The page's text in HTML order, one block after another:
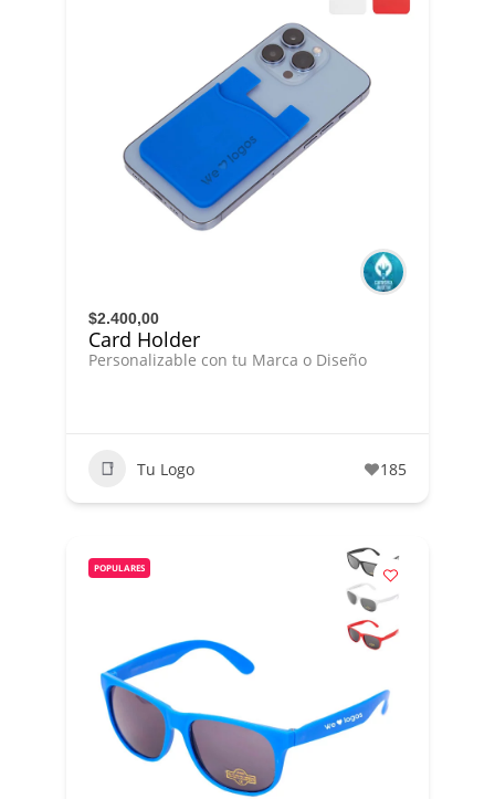
$2.400,00
Card Holder
Personalizable con tu Marca o Diseño
Tu Logo 185
POPULARES